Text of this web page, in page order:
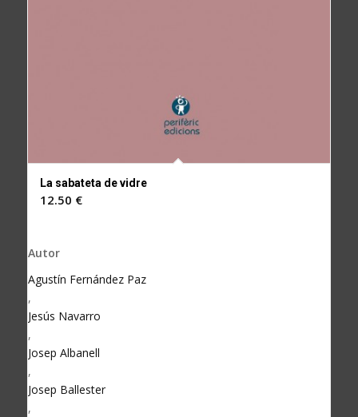
La sabateta de vidre
12.50 €
Autor
Agustín Fernández Paz
,
Jesús Navarro
,
Josep Albanell
,
Josep Ballester
,